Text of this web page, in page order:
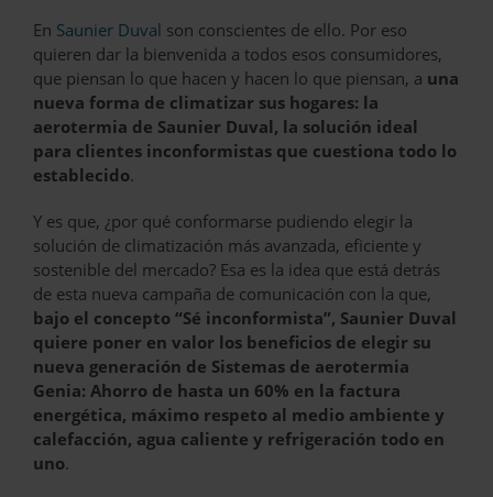
En Saunier Duval son conscientes de ello. Por eso
quieren dar la bienvenida a todos esos consumidores,
que piensan lo que hacen y hacen lo que piensan, a una
nueva forma de climatizar sus hogares: la
aerotermia de Saunier Duval, la solución ideal
para clientes inconformistas que cuestiona todo lo
establecido.
Y es que, ¿por qué conformarse pudiendo elegir la
solución de climatización más avanzada, eficiente y
sostenible del mercado? Esa es la idea que está detrás
de esta nueva campaña de comunicación con la que,
bajo el concepto “Sé inconformista”, Saunier Duval
quiere poner en valor los beneficios de elegir su
nueva generación de Sistemas de aerotermia
Genia: Ahorro de hasta un 60% en la factura
energética, máximo respeto al medio ambiente y
calefacción, agua caliente y refrigeración todo en
uno.